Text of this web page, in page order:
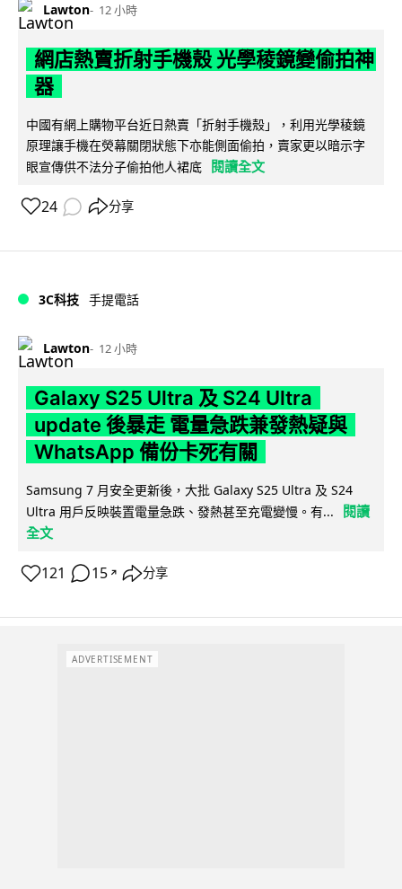
Lawton 12 小時
網店熱賣折射手機殼 光學稜鏡變偷拍神
器
中國有網上購物平台近日熱賣「折射手機殼」，利用光學稜鏡
原理讓手機在熒幕關閉狀態下亦能側面偷拍，賣家更以暗示字
眼宣傳供不法分子偷拍他人裙底 閱讀全文
24 分享
3C科技 手提電話
Lawton 12 小時
Galaxy S25 Ultra 及 S24 Ultra
update 後暴走 電量急跌兼發熱疑與
WhatsApp 備份卡死有關
Samsung 7 月安全更新後，大批 Galaxy S25 Ultra 及 S24
Ultra 用戶反映裝置電量急跌、發熱甚至充電變慢。有...
閱讀
全文
121 15 ↗ 分享
ADVERTISEMENT